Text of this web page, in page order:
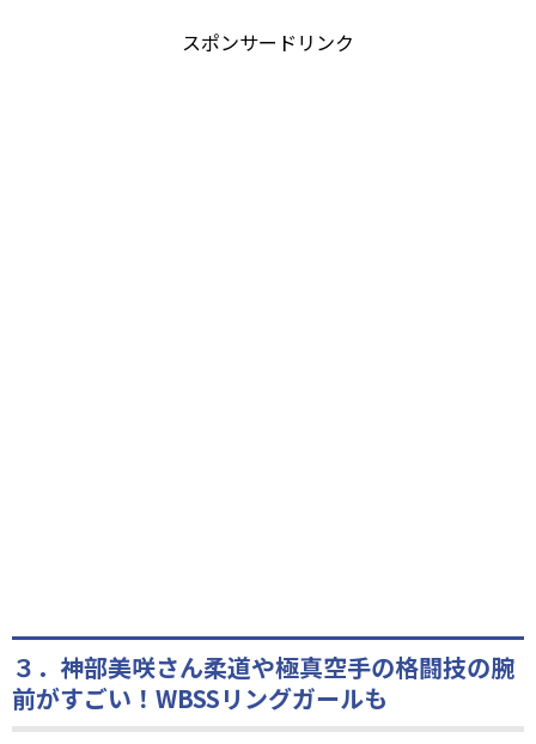
スポンサードリンク
３．神部美咲さん柔道や極真空手の格闘技の腕
前がすごい！WBSSリングガールも